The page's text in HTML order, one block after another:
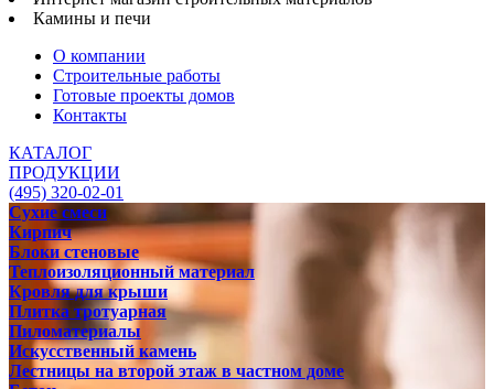
Камины и печи
О компании
Строительные работы
Готовые проекты домов
Контакты
КАТАЛОГ
ПРОДУКЦИИ
(495) 320-02-01
Сухие смеси
Кирпич
Блоки стеновые
Теплоизоляционный материал
Кровля для крыши
Плитка тротуарная
Пиломатериалы
Искусственный камень
Лестницы на второй этаж в частном доме